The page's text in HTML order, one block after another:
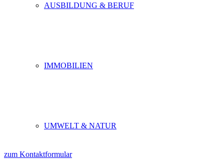
AUSBILDUNG & BERUF
IMMOBILIEN
UMWELT & NATUR
zum Kontaktformular